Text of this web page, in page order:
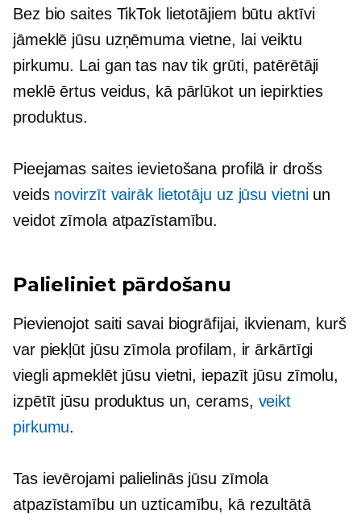
Bez bio saites TikTok lietotājiem būtu aktīvi
jāmeklē jūsu uzņēmuma vietne, lai veiktu
pirkumu. Lai gan tas nav tik grūti, patērētāji
meklē ērtus veidus, kā pārlūkot un iepirkties
produktus.
Pieejamas saites ievietošana profilā ir drošs
veids novirzīt vairāk lietotāju uz jūsu vietniun
veidot zīmola atpazīstamību.
Palieliniet pārdošanu
Pievienojot saiti savai biogrāfijai, ikvienam, kurš
var piekļūt jūsu zīmola profilam, ir ārkārtīgi
viegli apmeklēt jūsu vietni, iepazīt jūsu zīmolu,
izpētīt jūsu produktus un, cerams, veikt
pirkumu.
Tas ievērojami palielinās jūsu zīmola
atpazīstamību un uzticamību, kā rezultātā